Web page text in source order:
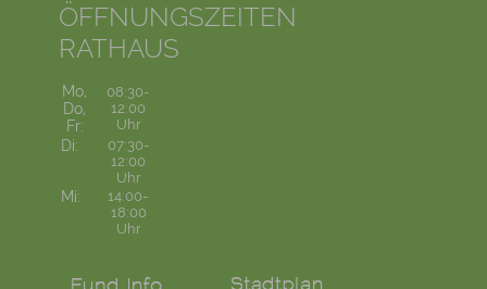
ÖFFNUNGSZEITEN
RATHAUS
Mo,
Do,
Fr:
08:30-
12:00
Uhr
Di:
07:30-
12:00
Uhr
Mi:
14:00-
18:00
Uhr